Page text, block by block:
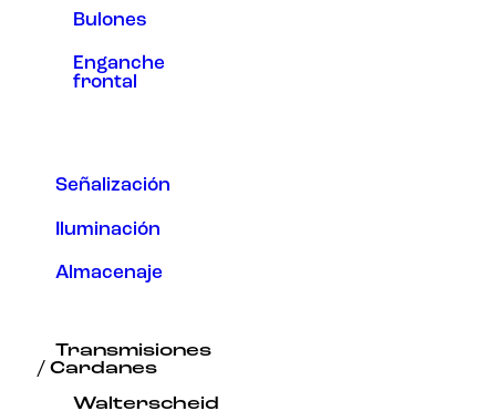
Bulones
Enganche
frontal
Señalización
Iluminación
Almacenaje
Transmisiones
/ Cardanes
Walterscheid